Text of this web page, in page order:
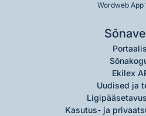
Wordweb App
Ekilex
Uudised ja
Kasutus- ja